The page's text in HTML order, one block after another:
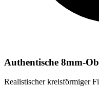
Authentische 8mm-
Realistischer kreisförmiger